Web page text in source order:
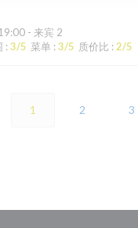
- 来宾 2
: 3/5 菜单 : 3/5 质价比 : 2/5
1 2 3